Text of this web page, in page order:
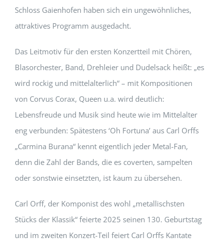
Schloss Gaienhofen haben sich ein ungewöhnliches,
attraktives Programm ausgedacht.
Das Leitmotiv für den ersten Konzertteil mit Chören,
Blasorchester, Band, Drehleier und Dudelsack heißt: „es
wird rockig und mittelalterlich“ – mit Kompositionen
von Corvus Corax, Queen u.a. wird deutlich:
Lebensfreude und Musik sind heute wie im Mittelalter
eng verbunden: Spätestens ‘Oh Fortuna’ aus Carl Orffs
„Carmina Burana“ kennt eigentlich jeder Metal-Fan,
denn die Zahl der Bands, die es coverten, sampelten
oder sonstwie einsetzten, ist kaum zu übersehen.
Carl Orff, der Komponist des wohl „metallischsten
Stücks der Klassik“ feierte 2025 seinen 130. Geburtstag
und im zweiten Konzert-Teil feiert Carl Orffs Kantate